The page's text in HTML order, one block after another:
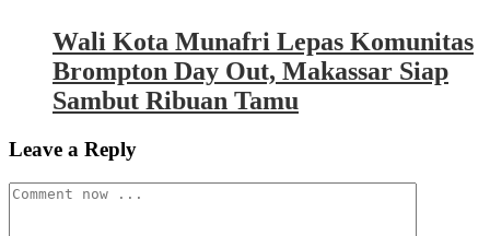
Wali Kota Munafri Lepas Komunitas
Brompton Day Out, Makassar Siap
Sambut Ribuan Tamu
Leave a Reply